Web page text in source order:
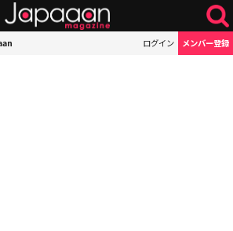
ログイン メンバー登録